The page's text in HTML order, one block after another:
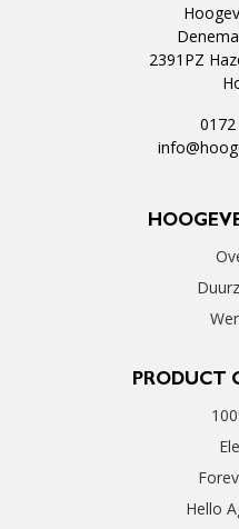
2391PZ
PRODUCT
Hello